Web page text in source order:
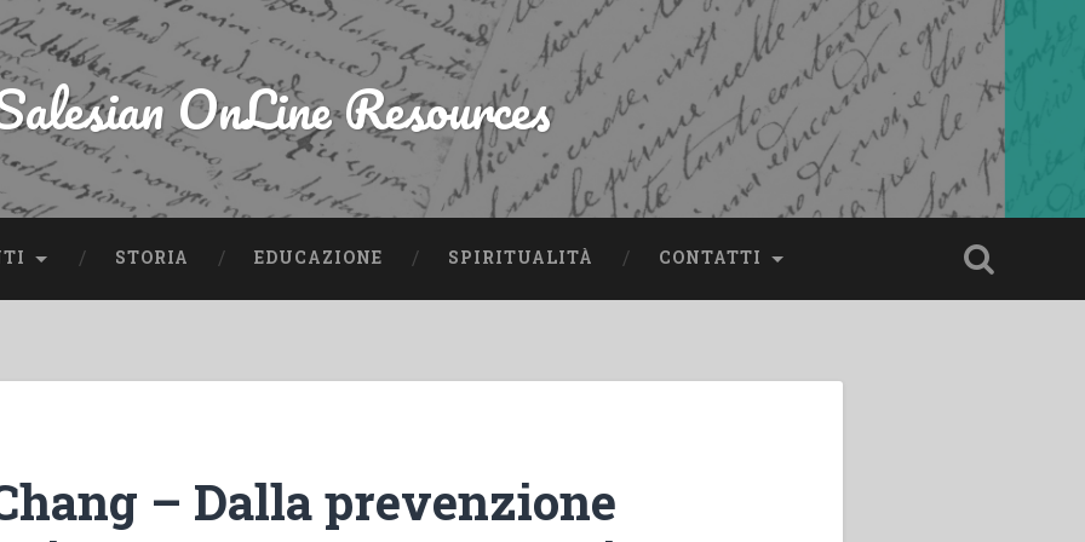
OnLine Resources
STORIA EDUCAZIONE SPIRITUALITÀ CONTATTI
– Dalla prevenzione